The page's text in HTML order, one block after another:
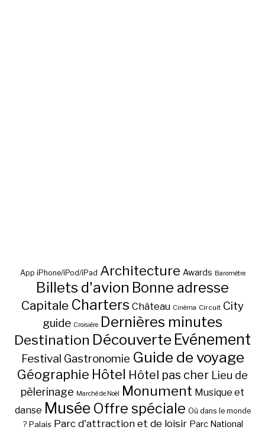
App iPhone/iPod/iPad Architecture Awards Baromètre
Billets d'avion Bonne adresse
Capitale Charters Château Cinéma Circuit City
guide Croisière Dernières minutes
Destination Découverte Evénement
Festival Gastronomie Guide de voyage
Géographie Hôtel Hôtel pas cher Lieu de
pèlerinage Marché de Noël Monument Musique et
danse Musée Offre spéciale Où dans le monde
? Palais Parc d'attraction et de loisir Parc National